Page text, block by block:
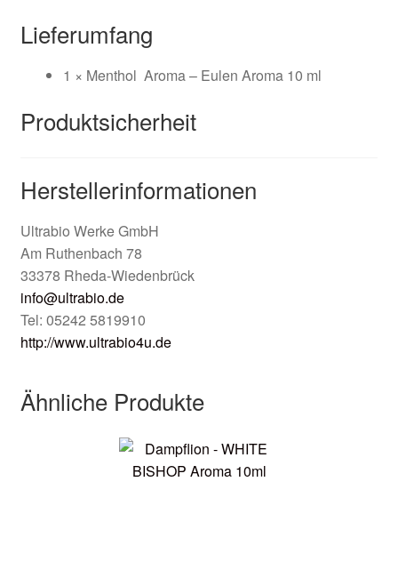
Lieferumfang
1 × Menthol Aroma – Eulen Aroma 10 ml
Produktsicherheit
Herstellerinformationen
Ultrabio Werke GmbH
Am Ruthenbach 78
33378 Rheda-Wiedenbrück
info@ultrabio.de
Tel: 05242 5819910
http://www.ultrabio4u.de
Ähnliche Produkte